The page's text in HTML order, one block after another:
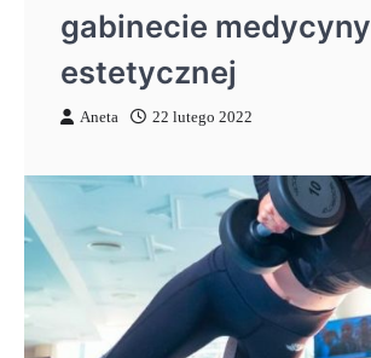
gabinecie medycyny
estetycznej
Aneta 22 lutego 2022